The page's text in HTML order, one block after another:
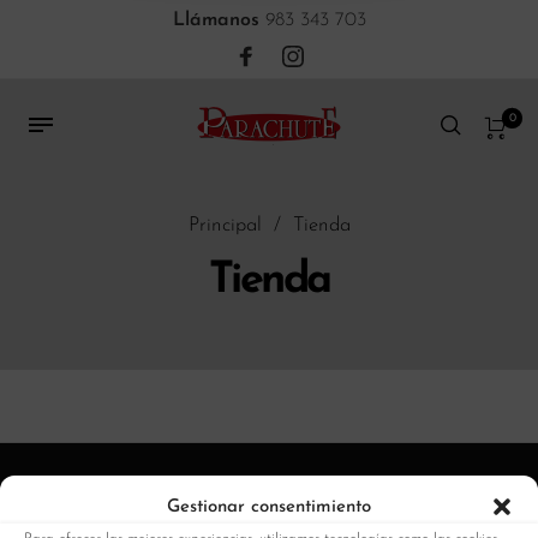
Gestionar consentimiento
Llámanos 983 343 703
0
Principal / Tienda
Tienda